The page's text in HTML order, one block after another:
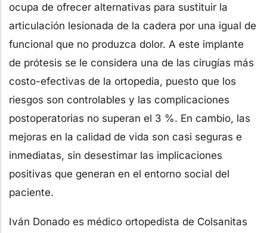
ocupa de ofrecer alternativas para sustituir la
articulación lesionada de la cadera por una igual de
funcional que no produzca dolor. A este implante
de prótesis se le considera una de las cirugías más
costo-efectivas de la ortopedia, puesto que los
riesgos son controlables y las complicaciones
postoperatorias no superan el 3 %. En cambio, las
mejoras en la calidad de vida son casi seguras e
inmediatas, sin desestimar las implicaciones
positivas que generan en el entorno social del
paciente.
Iván Donado es médico ortopedista de Colsanitas